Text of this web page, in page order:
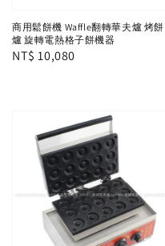
商用鬆餅機 Waffle翻轉華夫爐 烤餅
爐 旋轉電熱格子餅機器
Regular
NT$ 10,080